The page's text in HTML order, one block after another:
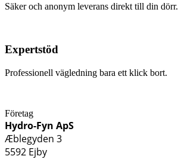
Säker och anonym leverans direkt till din dörr.
Expertstöd
Professionell vägledning bara ett klick bort.
Företag
Hydro-Fyn ApS
Æblegyden 3
5592 Ejby